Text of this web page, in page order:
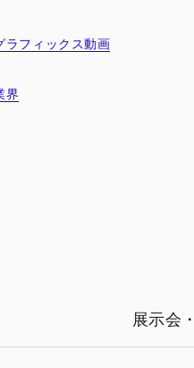
ラフィックス動画
界
展示会